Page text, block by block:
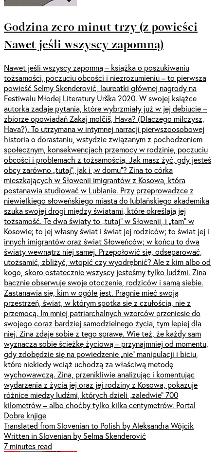
Godzina zero minut trzy (z powieści
Nawet jeśli wszyscy zapomną)
Nawet jeśli wszyscy zapomną – książka o poszukiwaniu
tożsamości, poczuciu obcości i niezrozumieniu – to pierwsza
powieść Selmy Skenderović, laureatki głównej nagrody na
Festiwalu Młodej Literatury Urška 2020. W swojej książce
autorka zadaje pytania, które wybrzmiały już w jej debiucie –
zbiorze opowiadań Zakaj molčiš, Hava? (Dlaczego milczysz,
Hava?). To utrzymana w intymnej narracji pierwszoosobowej
historia o dorastaniu, wstydzie związanym z pochodzeniem
społecznym, konsekwencjach przemocy w rodzinie, poczuciu
obcości i problemach z tożsamością. Jak masz żyć, gdy jesteś
obcy zarówno „tutaj”, jak i „w domu”? Zina to córka
mieszkających w Słowenii imigrantów z Kosowa, która
postanawia studiować w Lublanie. Przy przeprowadzce z
niewielkiego słoweńskiego miasta do lublańskiego akademika
szuka swojej drogi między światami, które określają jej
tożsamość. Te dwa światy to „tutaj” w Słowenii, i „tam” w
Kosowie; to jej własny świat i świat jej rodziców; to świat jej i
innych imigrantów oraz świat Słoweńców; w końcu to dwa
światy wewnątrz niej samej. Przepołowić się, odseparować,
utożsamić, zbliżyć, wtopić czy wyodrębnić? Ale z kim albo od
kogo, skoro ostatecznie wszyscy jesteśmy tylko ludźmi. Zina
bacznie obserwuje swoje otoczenie, rodziców i samą siebie.
Zastanawia się, kim w ogóle jest. Pragnie mieć swoją
przestrzeń, świat, w którym spotka się z czułością, nie z
przemocą. Im mniej patriarchalnych wzorców przeniesie do
swojego coraz bardziej samodzielnego życia, tym lepiej dla
niej. Zina zdaje sobie z tego sprawę. Wie też, że każdy sam
wyznacza sobie ścieżkę życiową – przynajmniej od momentu,
gdy zdobędzie się na powiedzenie „nie” manipulacji i biciu,
które niekiedy wciąż uchodzą za właściwą metodę
wychowawczą. Zina, przenikliwie analizując i komentując
wydarzenia z życia jej oraz jej rodziny z Kosowa, pokazuje
różnice między ludźmi, których dzieli „zaledwie” 700
kilometrów – albo choćby tylko kilka centymetrów. Portal
Dobre knjige
Translated from Slovenian to Polish by Aleksandra Wójcik
Written in Slovenian by Selma Skenderović
7 minutes read